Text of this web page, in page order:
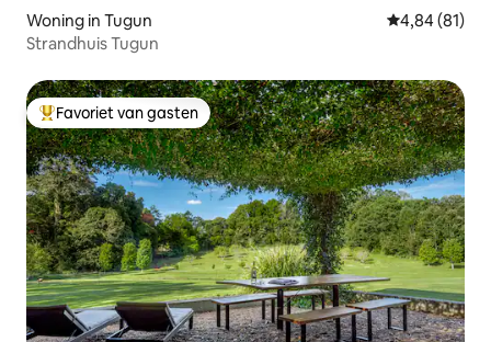
Woning in Tugun Gemiddelde
4,84 (81)
Strandhuis Tugun
Topfavoriet van gasten
Favoriet van gasten